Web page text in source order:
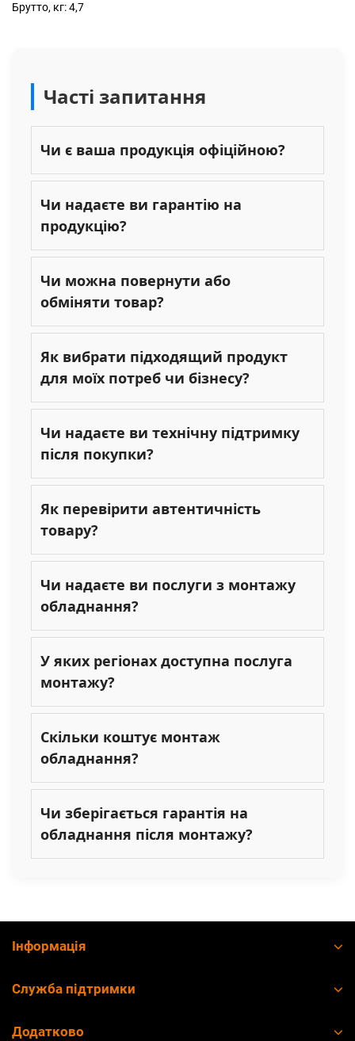
Брутто, кг: 4,7
Часті запитання
Чи є ваша продукція офіційною?
Чи надаєте ви гарантію на
продукцію?
Чи можна повернути або
обміняти товар?
Як вибрати підходящий продукт
для моїх потреб чи бізнесу?
Чи надаєте ви технічну підтримку
після покупки?
Як перевірити автентичність
товару?
Чи надаєте ви послуги з монтажу
обладнання?
У яких регіонах доступна послуга
монтажу?
Скільки коштує монтаж
обладнання?
Чи зберігається гарантія на
обладнання після монтажу?
Інформація
Служба підтримки
Додатково